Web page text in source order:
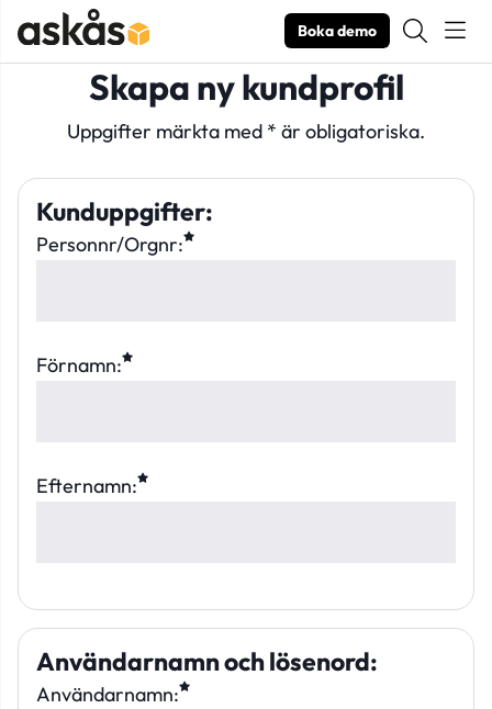
Boka demo
Skapa ny kundprofil
Uppgifter märkta med * är obligatoriska.
Kunduppgifter:
Personnr/Orgnr:
Förnamn:
Efternamn:
Användarnamn och lösenord:
Användarnamn: